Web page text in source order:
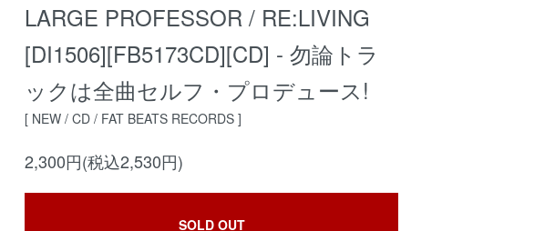
LARGE PROFESSOR / RE:LIVING
[DI1506][FB5173CD][CD] - 勿論トラ
ックは全曲セルフ・プロデュース!
[ NEW / CD / FAT BEATS RECORDS ]
2,300円(税込2,530円)
SOLD OUT